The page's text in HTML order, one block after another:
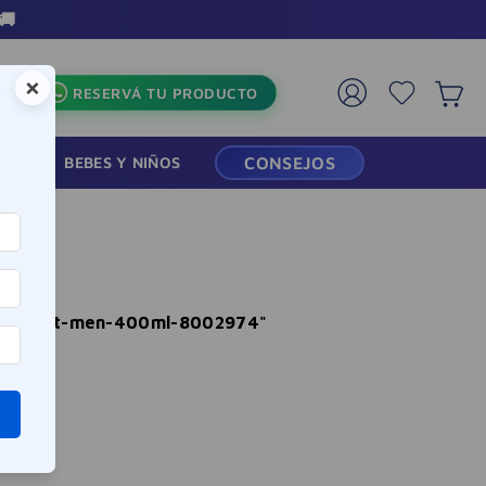
RESERVÁ TU PRODUCTO
BEBES Y NIÑOS CONSEJOS
effect-men-400ml-8002974"
×